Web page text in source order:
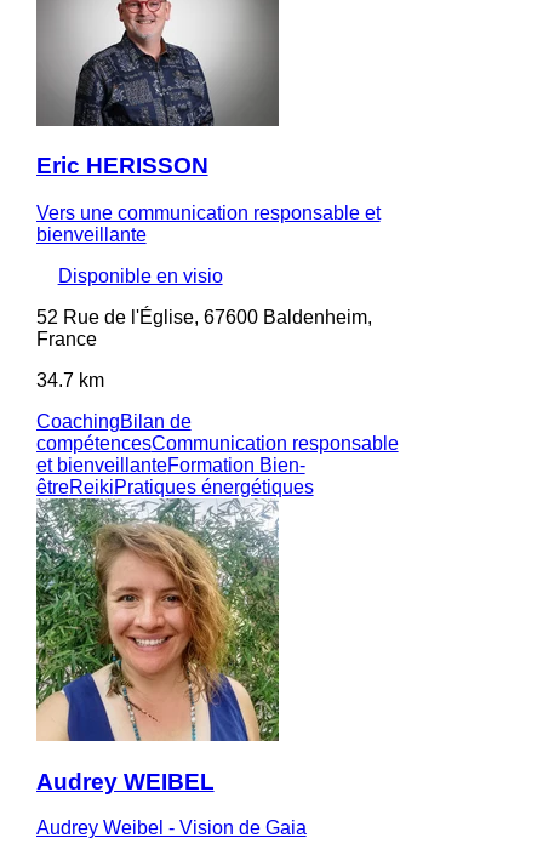
Eric HERISSON
Vers une communication responsable et
bienveillante
Disponible en visio
52 Rue de l'Église, 67600 Baldenheim,
France
34.7 km
CoachingBilan de
compétencesCommunication responsable
et bienveillanteFormation Bien-
êtreReikiPratiques énergétiques
Audrey WEIBEL
Audrey Weibel - Vision de Gaia